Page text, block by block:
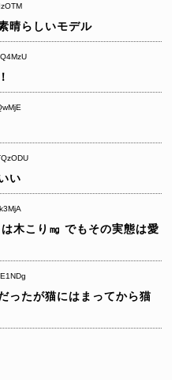
晴らしいモデル
い
木こり㎎ でもその実態は愛
ったが猫にはまってから猫